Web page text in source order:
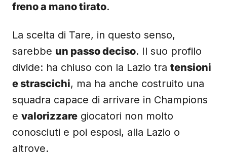
freno a mano tirato.
La scelta di Tare, in questo senso,
sarebbe un passo deciso. Il suo profilo
divide: ha chiuso con la Lazio tra tensioni
e strascichi, ma ha anche costruito una
squadra capace di arrivare in Champions
e valorizzare giocatori non molto
conosciuti e poi esposi, alla Lazio o
altrove.